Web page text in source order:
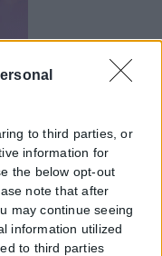
to third parties, or
information for
the below opt-out
note that after
may continue seeing
information utilized
to third parties